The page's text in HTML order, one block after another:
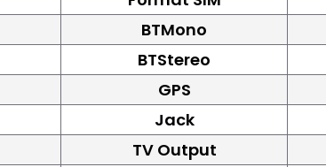
BTMono
BTStereo
GPS
Jack
TV Output